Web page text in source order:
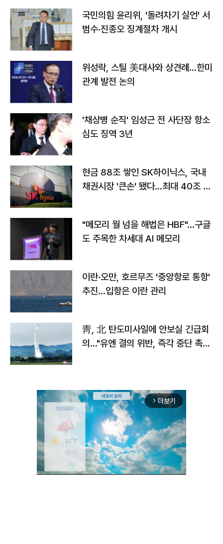
국민의힘 윤리위, '돌려차기 실언' 서
범수·진종오 징계절차 개시
위성락, 스틸 美대사와 상견례…한미
관계 발전 논의
'채상병 순직' 임성근 전 사단장 항소
심도 징역 3년
현금 88조 쌓인 SK하이닉스, 국내
채권시장 '큰손' 됐다…최대 40조 투
"메모리 월 넘을 해법은 HBF"…구글
도 주목한 차세대 AI 메모리
이란·오만, 호르무즈 '중앙항로 통항'
추진…입항은 이란 관리
靑, 北 탄도미사일에 안보실 긴급회
의…"유엔 결의 위반, 즉각 중단 촉
arrow_forward_ios 더보기